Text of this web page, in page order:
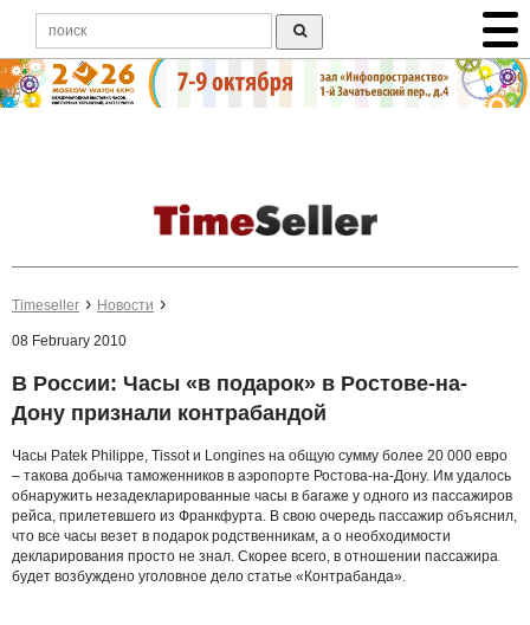
Timeseller Новости
08 February 2010
В России: Часы «в подарок» в Ростове-на-
Дону признали контрабандой
Часы Patek Philippe, Tissot и Longines на общую сумму более 20 000 евро
– такова добыча таможенников в аэропорте Ростова-на-Дону. Им удалось
обнаружить незадекларированные часы в багаже у одного из пассажиров
рейса, прилетевшего из Франкфурта. В свою очередь пассажир объяснил,
что все часы везет в подарок родственникам, а о необходимости
декларирования просто не знал. Скорее всего, в отношении пассажира
будет возбуждено уголовное дело статье «Контрабанда».